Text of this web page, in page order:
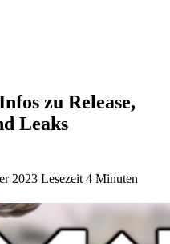
zu Release,
Leaks
2023 Lesezeit 4 Minuten